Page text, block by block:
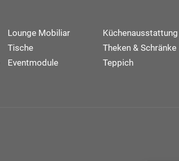
Lounge Mobiliar
Küchenausstattung
Tische
Theken & Schränke
Eventmodule
Teppich